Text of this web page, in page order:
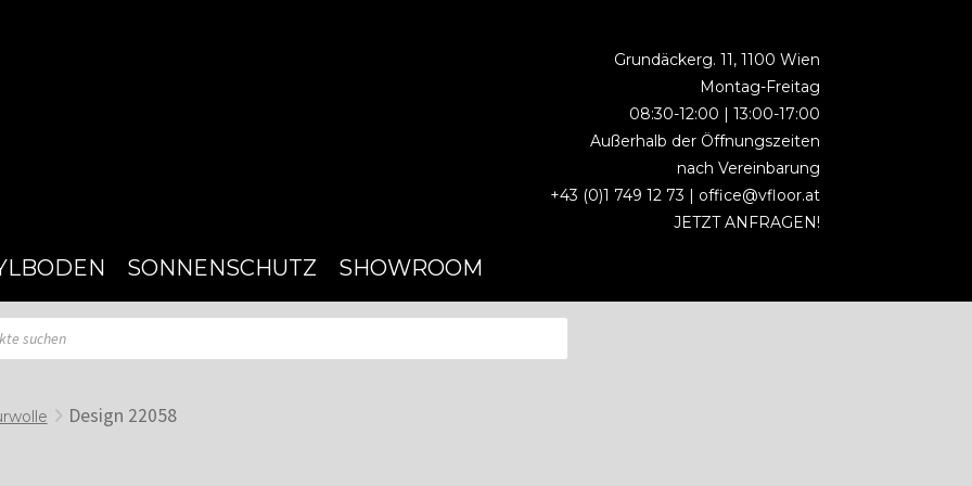
Grundäckerg. 11, 1100 Wien
Montag-Freitag
08:30-12:00 | 13:00-17:00
Außerhalb der Öffnungszeiten
nach Vereinbarung
+43 (0)1 749 12 73 | office@vfloor.at
JETZT ANFRAGEN!
SONNENSCHUTZ SHOWROOM
Design 22058